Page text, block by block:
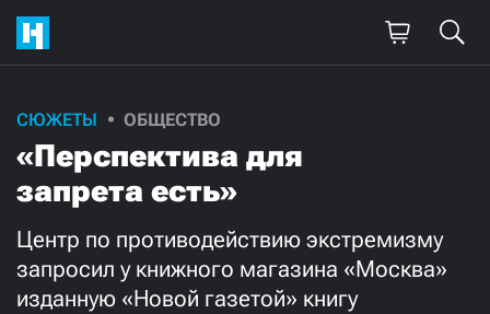
СЮЖЕТЫ ОБЩЕСТВО
«Перспектива для
запрета есть»
Центр по противодействию экстремизму
запросил у книжного магазина «Москва»
изданную «Новой газетой» книгу
Поддержите
нашу работу!
Ежемесячно
3000 1000